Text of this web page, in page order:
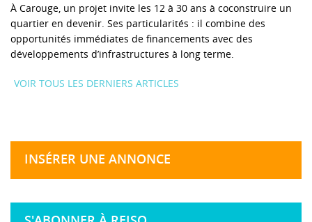
À Carouge, un projet invite les 12 à 30 ans à coconstruire un
quartier en devenir. Ses particularités : il combine des
opportunités immédiates de financements avec des
développements d’infrastructures à long terme.
VOIR TOUS LES DERNIERS ARTICLES
INSÉRER UNE ANNONCE